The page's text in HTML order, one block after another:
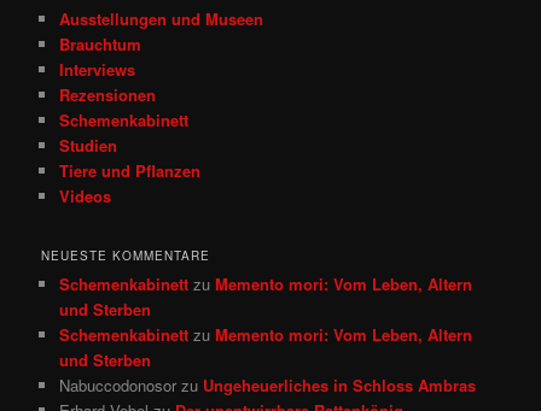
Ausstellungen und Museen
Brauchtum
Interviews
Rezensionen
Schemenkabinett
Studien
Tiere und Pflanzen
Videos
NEUESTE KOMMENTARE
Schemenkabinett zuMemento mori: Vom Leben, Altern
und Sterben
Schemenkabinett zuMemento mori: Vom Leben, Altern
und Sterben
Nabuccodonosor zu Ungeheuerliches in Schloss Ambras